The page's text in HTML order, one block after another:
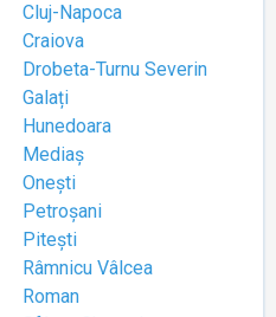
Cluj-Napoca
Craiova
Drobeta-Turnu Severin
Galați
Hunedoara
Mediaș
Onești
Petroșani
Pitești
Râmnicu Vâlcea
Roman